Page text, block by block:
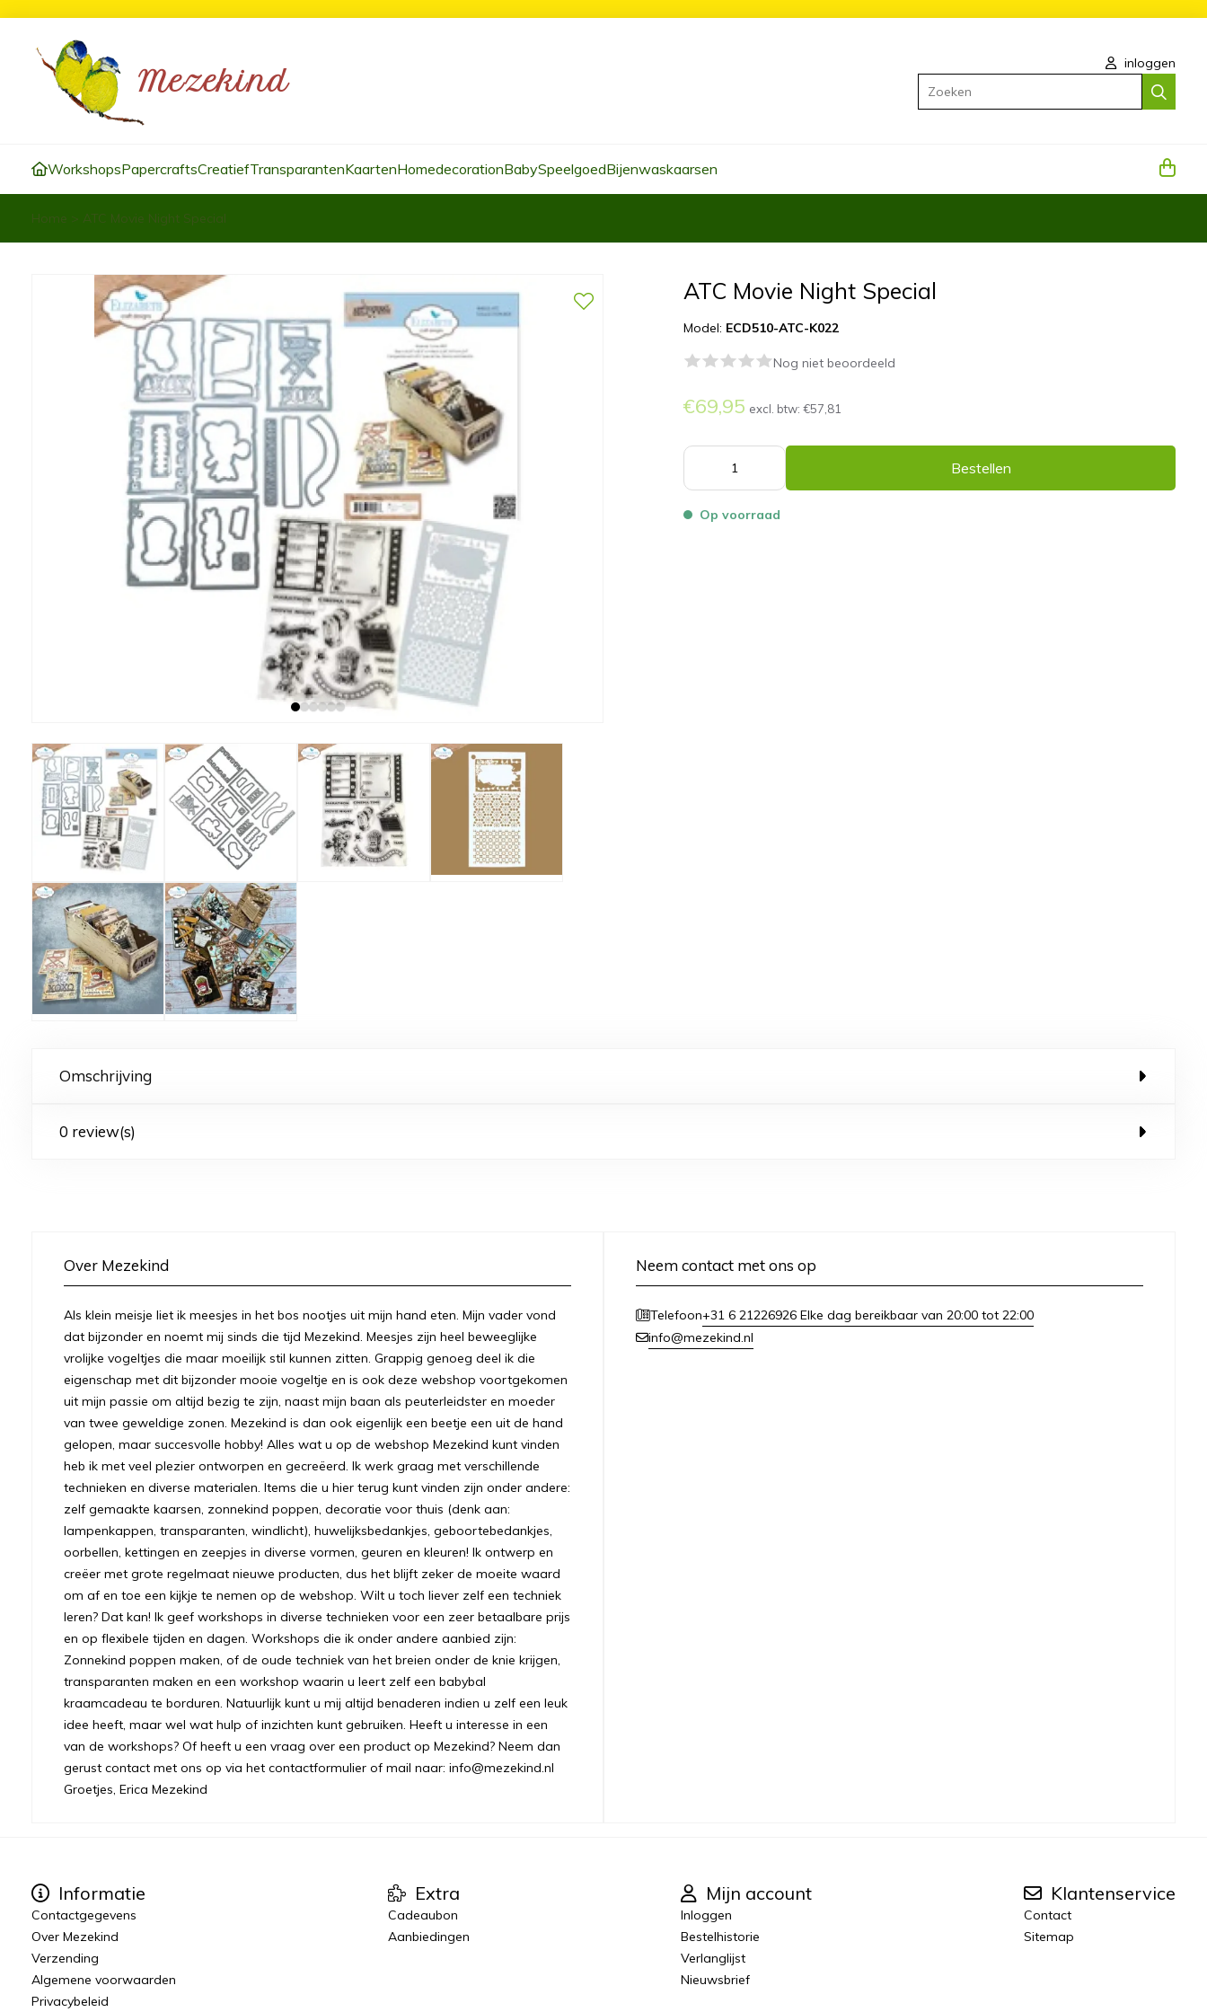
inloggen
Zoeken
WorkshopsPapercraftsCreatiefTransparantenKaartenHomedecorationBabySpeelgoedBijenwaskaarsen
Home ATC Movie Night Special
ATC Movie Night Special
Model: ECD510-ATC-K022
Nog niet beoordeeld
€69,95 excl. btw:€57,81
Bestellen
Op voorraad
Omschrijving
0 review(s)
Over Mezekind
Als klein meisje liet ik meesjes in het bos nootjes uit mijn hand eten. Mijn vader vond
dat bijzonder en noemt mij sinds die tijd Mezekind. Meesjes zijn heel beweeglijke
vrolijke vogeltjes die maar moeilijk stil kunnen zitten. Grappig genoeg deel ik die
eigenschap met dit bijzonder mooie vogeltje en is ook deze webshop voortgekomen
uit mijn passie om altijd bezig te zijn, naast mijn baan als peuterleidster en moeder
van twee geweldige zonen. Mezekind is dan ook eigenlijk een beetje een uit de hand
gelopen, maar succesvolle hobby! Alles wat u op de webshop Mezekind kunt vinden
heb ik met veel plezier ontworpen en gecreëerd. Ik werk graag met verschillende
technieken en diverse materialen. Items die u hier terug kunt vinden zijn onder andere:
zelf gemaakte kaarsen, zonnekind poppen, decoratie voor thuis (denk aan:
lampenkappen, transparanten, windlicht), huwelijksbedankjes, geboortebedankjes,
oorbellen, kettingen en zeepjes in diverse vormen, geuren en kleuren! Ik ontwerp en
creëer met grote regelmaat nieuwe producten, dus het blijft zeker de moeite waard
om af en toe een kijkje te nemen op de webshop. Wilt u toch liever zelf een techniek
leren? Dat kan! Ik geef workshops in diverse technieken voor een zeer betaalbare prijs
en op flexibele tijden en dagen. Workshops die ik onder andere aanbied zijn:
Zonnekind poppen maken, of de oude techniek van het breien onder de knie krijgen,
transparanten maken en een workshop waarin u leert zelf een babybal
kraamcadeau te borduren. Natuurlijk kunt u mij altijd benaderen indien u zelf een leuk
idee heeft, maar wel wat hulp of inzichten kunt gebruiken. Heeft u interesse in een
van de workshops? Of heeft u een vraag over een product op Mezekind? Neem dan
gerust contact met ons op via het contactformulier of mail naar: info@mezekind.nl
Groetjes, Erica Mezekind
Neem contact met ons op
Telefoon+31 6 21226926 Elke dag bereikbaar van 20:00 tot 22:00
info@mezekind.nl
Informatie
Contactgegevens
Over Mezekind
Verzending
Algemene voorwaarden
Privacybeleid
Extra
Cadeaubon
Aanbiedingen
Mijn account
Inloggen
Bestelhistorie
Verlanglijst
Nieuwsbrief
Klantenservice
Contact
Sitemap